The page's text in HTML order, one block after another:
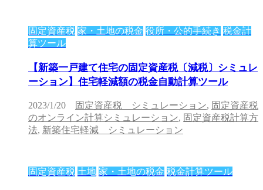
固定資産税 家・土地の税金 役所・公的手続き 税金計
算ツール
【新築一戸建て住宅の固定資産税〔減税〕シミュレ
ーション】住宅軽減額の税金自動計算ツール
2023/1/20 固定資産税 シミュレーション, 固定資産税
のオンライン計算シミュレーション, 固定資産税計算方
法, 新築住宅軽減 シミュレーション
固定資産税 土地 家・土地の税金 税金計算ツール